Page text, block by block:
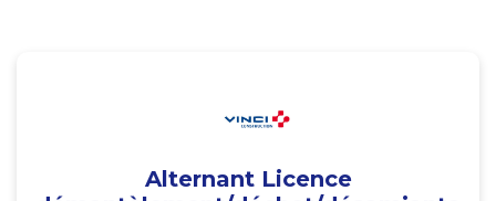
Alternant Licence